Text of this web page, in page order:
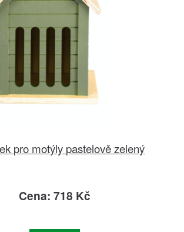
pro motýly pastelově zelený
Cena: 718 Kč